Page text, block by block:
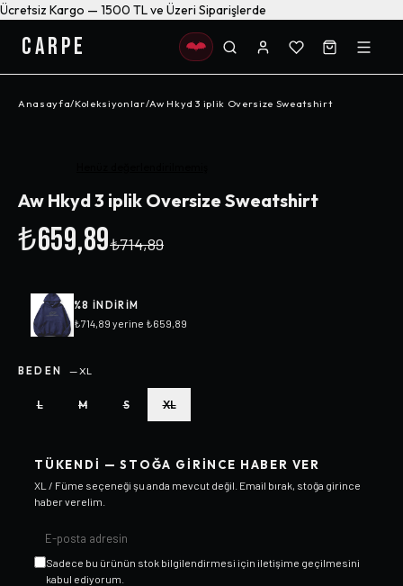
Ücretsiz Kargo — 1500 TL ve Üzeri Siparişlerde
CARPE
Anasayfa/Koleksiyonlar/Aw Hkyd 3 iplik Oversize Sweatshirt
Aw Hkyd 3 iplik Oversize Sweatshirt
₺659,89₺714,89
%8 INDIRIM
₺714,89 yerine ₺659,89
BEDEN —XL
L M S XL
TÜKENDI — STOĞA GIRINCE HABER VER
XL / Füme seçeneği şu anda mevcut değil. Email bırak, stoğa girince
haber verelim.
Sadece bu ürünün stok bilgilendirmesi için iletişime geçilmesini
kabul ediyorum.